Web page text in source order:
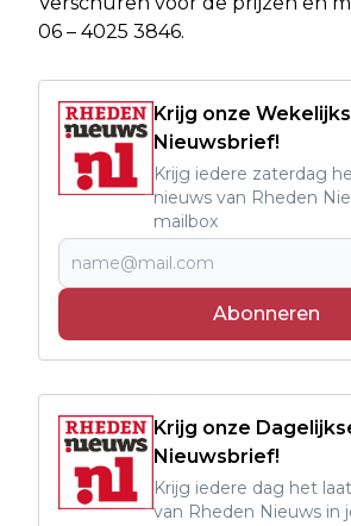
06 – 4025 3846.
Krijg onze
Nieuwsbrief!
Krijg iedere zaterdag
nieuws van Rheden
mailbox
Abonneren
Krijg onze
Nieuwsbrief!
Krijg iedere dag het
van Rheden Nieuws in